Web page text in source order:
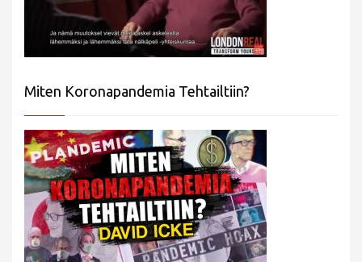
Miten Koronapandemia Tehtailtiin?